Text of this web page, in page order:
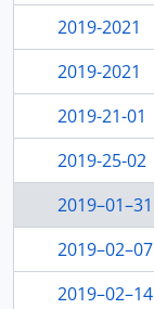
2019-2021
2019-2021
2019-21-01
2019-25-02
2019–01–31
2019–02–07
2019–02–14